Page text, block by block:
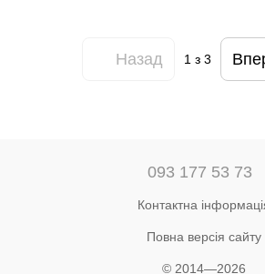
Назад 1 з 3
093 177 53 73
Контактна
Повна версія сайту
© 2014—2026